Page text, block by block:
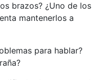
brazos? ¿Uno de los
mantenerlos a
para hablar?